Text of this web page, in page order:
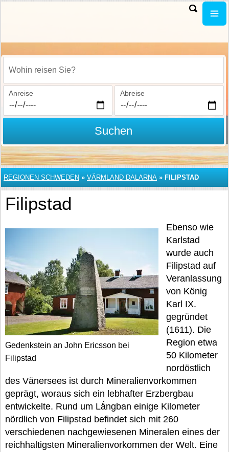
Wohin reisen Sie?
Anreise Abreise
Suchen
REGIONEN SCHWEDEN » VÄRMLAND DALARNA » FILIPSTAD
Filipstad
Gedenkstein an John Ericsson bei
Filipstad
Ebenso wie
Karlstad
wurde auch
Filipstad auf
Veranlassung
von König
Karl IX.
gegründet
(1611). Die
Region etwa
50 Kilometer
nordöstlich
des Vänersees ist durch Mineralienvorkommen
geprägt, woraus sich ein lebhafter Erzbergbau
entwickelte. Rund um Lǻngban einige Kilometer
nördlich von Filipstad befindet sich mit 260
verschiedenen nachgewiesenen Mineralen eines der
reichhaltigsten Mineralienvorkommen der Welt. Eine